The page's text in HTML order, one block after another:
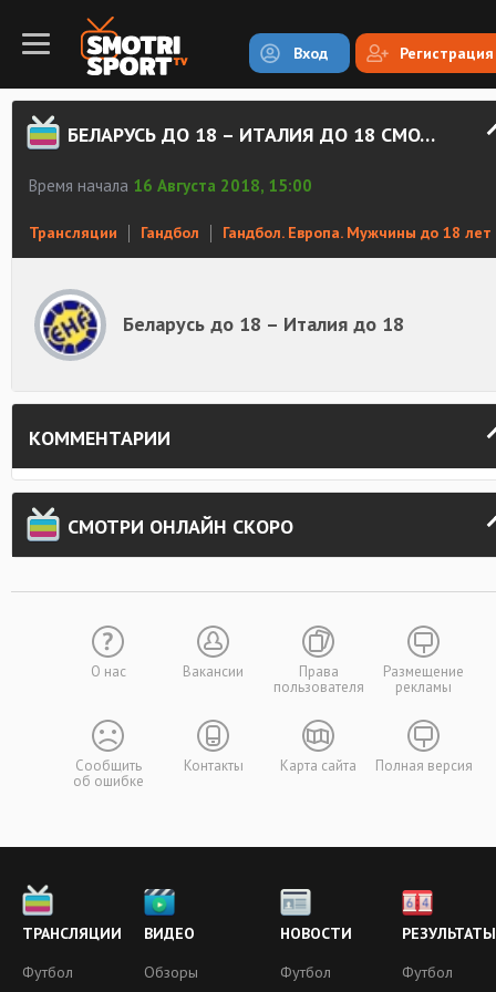
Вход Регистрация
БЕЛАРУСЬ ДО 18 – ИТАЛИЯ ДО 18 СМОТРЕТЬ ОНЛАЙН
Время начала 16 Августа 2018, 15:00
Трансляции Гандбол Гандбол. Европа. Мужчины до 18 лет
Беларусь до 18 – Италия до 18
КОММЕНТАРИИ
СМОТРИ ОНЛАЙН СКОРО
О нас Вакансии
Права
пользователя
Размещение
рекламы
Сообщить
об ошибке
Контакты Карта сайта Полная версия
ТРАНСЛЯЦИИ
Футбол
ВИДЕО
Обзоры
НОВОСТИ
Футбол
РЕЗУЛЬТАТЫ
Футбол